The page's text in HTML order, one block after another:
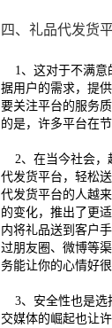
四、礼品代发货
1、这对于不满意
据用户的需求，提
要关注平台的服务
的是，许多平台在
2、在当今社会，
代发货平台，轻松
代发货平台的人越
的变化，推出了更
内将礼品送到客户
过朋友圈、微博等
务能让你的心情好很
3、安全性也是选
交媒体的崛起也让